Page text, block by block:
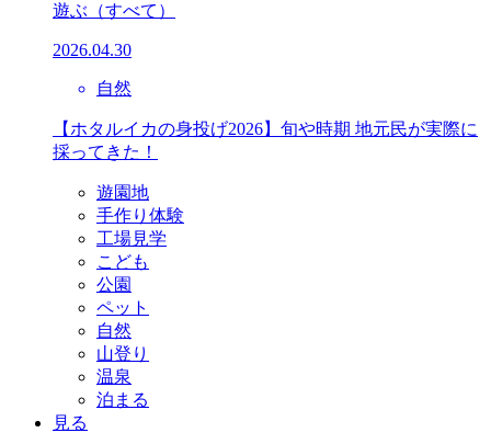
遊ぶ （すべて）
2026.04.30
自然
【ホタルイカの身投げ2026】旬や時期 地元民が実際に
採ってきた！
遊園地
手作り体験
工場見学
こども
公園
ペット
自然
山登り
温泉
泊まる
見る